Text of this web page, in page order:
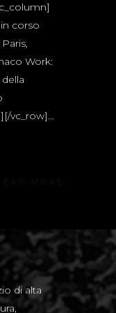
corso
Work:
vc_row]...
di alta